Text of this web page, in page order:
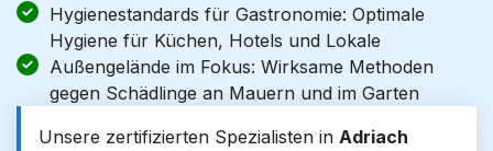
Hygienestandards für Gastronomie: Optimale
Hygiene für Küchen, Hotels und Lokale
Außengelände im Fokus: Wirksame Methoden
gegen Schädlinge an Mauern und im Garten
Unsere zertifizierten Spezialisten in Adriach